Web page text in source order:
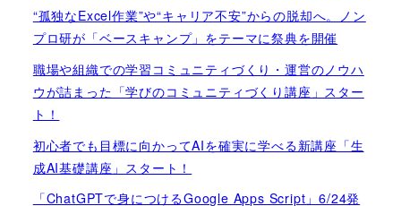
“孤独なExcel作業”や“キャリア不安”からの脱却へ。ノン
プロ研が「ベースキャンプ」をテーマに祭典を開催
職場や組織での学習コミュニティづくり・運営のノウハ
ウが詰まった「学びのコミュニティづくり講座」スター
ト！
初心者でも目標に向かってAIを確実に学べる新講座「生
成AI基礎講座」スタート！
「ChatGPTで身につけるGoogle Apps Script」6/24発